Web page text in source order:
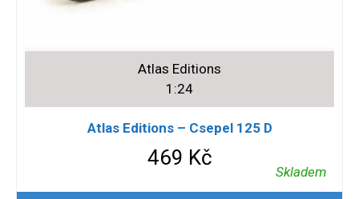
Atlas Editions
1:24
Atlas Editions – Csepel 125 D
469 Kč
Skladem